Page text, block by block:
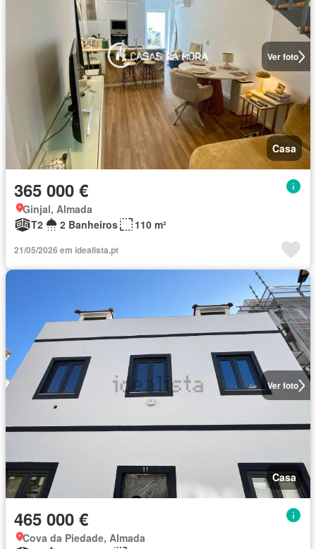
Ver foto
Casa
365 000 €
Ginjal, Almada
T2
2 Banheiros 110 m²
21/05/2026 em idealista.pt
Ver foto
Casa
465 000 €
Cova da Piedade, Almada